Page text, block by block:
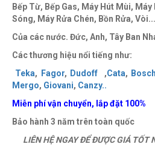
Bếp Từ, Bếp Gas, Máy Hút Mùi,
Sóng, Máy Rửa Chén, Bồn Rửa, Vòi...
Của các nước. Đức, Anh, Tây Ban
Các thương hiệu nổi tiếng như:
Teka, Fagor, Dudoff ,Cata, Bosch
Mergo, Giovani, Canzy..
Miễn phí vận chuyển, lắp đặt 100%
Bảo hành 3 năm trên toàn quốc
LIÊN HỆ NGAY ĐỂ ĐƯỢC GIÁ TỐT